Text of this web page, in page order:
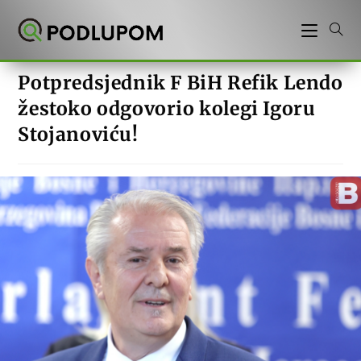
Potpredsjednik F BiH Refik Lendo
žestoko odgovorio kolegi Igoru
Stojanoviću!